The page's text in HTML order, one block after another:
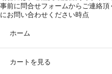
事前に問合せフォームからご連絡
にお問い合わせください時点
ホーム
カートを見る